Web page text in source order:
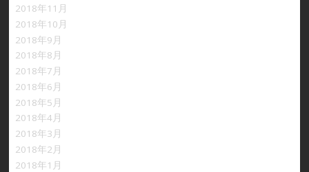
2018年11月
2018年10月
2018年9月
2018年8月
2018年7月
2018年6月
2018年5月
2018年4月
2018年3月
2018年2月
2018年1月